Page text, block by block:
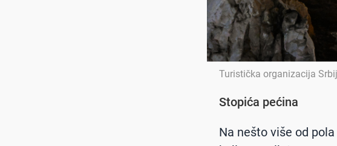
Turistička organizacija
Stopića pećina
Na nešto više od